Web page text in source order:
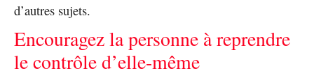
d’autres sujets.
Encouragez la personne à reprendre
le contrôle d’elle-même